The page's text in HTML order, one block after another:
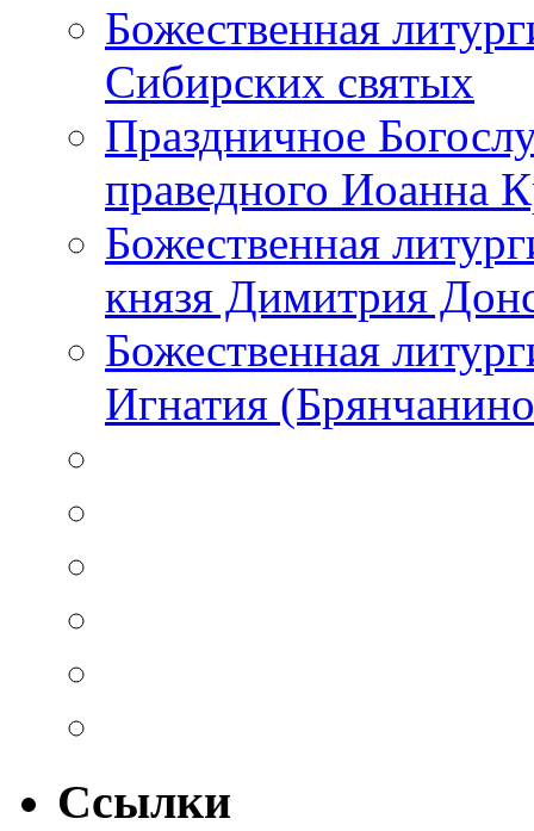
Божественная
Сибирских святых
Праздничное
праведного Иоанна
Божественная
князя Димитрия
Божественная
Игнатия
Ссылки